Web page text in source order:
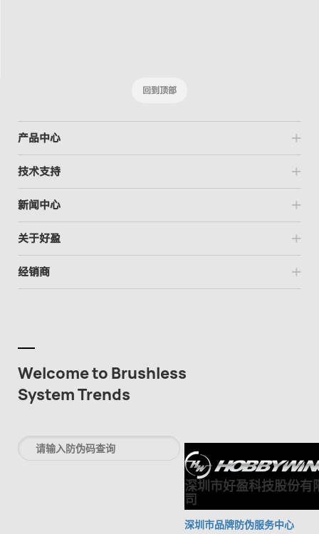
回到顶部
产品中心
技术支持
新闻中心
关于好盈
经销商
Welcome to Brushless
System Trends
深圳市好盈科技股份有
司
深圳市品牌防伪服务中心